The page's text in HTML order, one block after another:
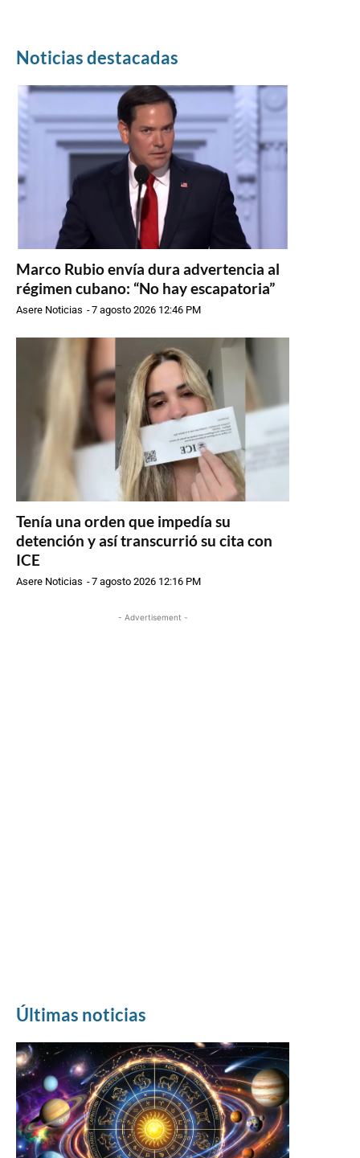
Noticias destacadas
Marco Rubio envía dura advertencia al
régimen cubano: “No hay escapatoria”
Asere Noticias -7 agosto 2026 12:46 PM
Tenía una orden que impedía su
detención y así transcurrió su cita con
ICE
Asere Noticias -7 agosto 2026 12:16 PM
- Advertisement -
Últimas noticias